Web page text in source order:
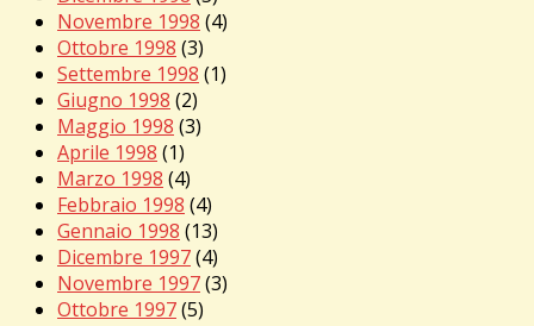
Novembre 1998 (4)
Ottobre 1998 (3)
Settembre 1998 (1)
Giugno 1998 (2)
Maggio 1998 (3)
Aprile 1998 (1)
Marzo 1998 (4)
Febbraio 1998 (4)
Gennaio 1998 (13)
Dicembre 1997(4)
Novembre 1997(3)
Ottobre 1997(5)